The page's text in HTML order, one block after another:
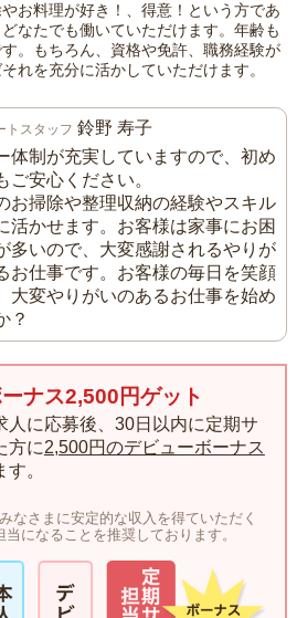
お料理が好き！、得意！という方であ
なたでも働いていただけます。年齢も
。もちろん、資格や免許、職務経験が
れを充分に活かしていただけます。
トスタッフ 鈴野 寿子
体制が充実していますので、初め
ご安心ください。
お掃除や整理収納の経験やスキル
活かせます。お客様は家事にお困
多いので、大変感謝されるやりが
お仕事です。お客様の毎日を笑顔
大変やりがいのあるお仕事を始め
？
ナス2,500円ゲット
人に応募後、30日以内に定期サ
方に2,500円のデビューボーナス
す。
なさまに安定的な収入を得ていただく
になることを推奨しております。